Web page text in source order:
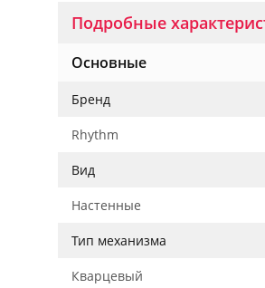
Подробные
Основные
Бренд
Rhythm
Вид
Настенные
Тип механизма
Кварцевый